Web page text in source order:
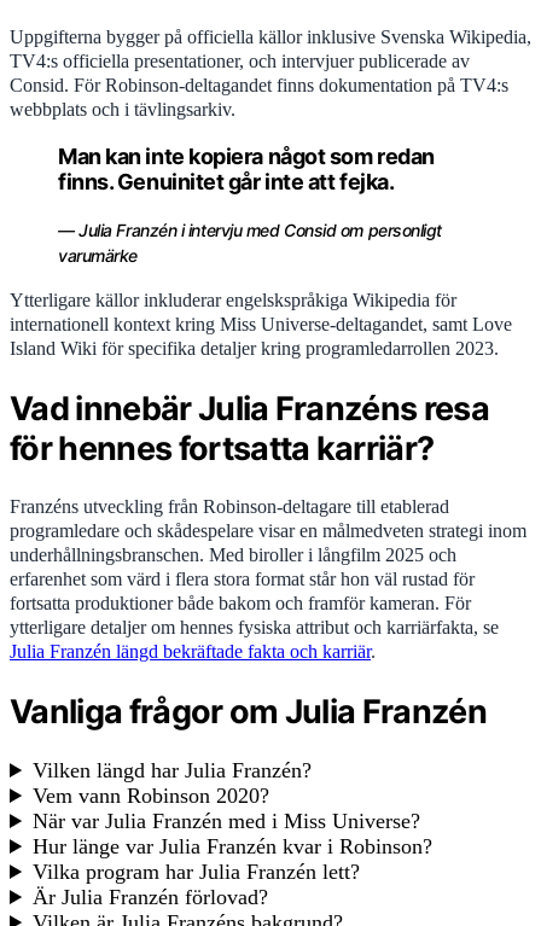
Uppgifterna bygger på officiella källor inklusive Svenska Wikipedia,
TV4:s officiella presentationer, och intervjuer publicerade av
Consid. För Robinson-deltagandet finns dokumentation på TV4:s
webbplats och i tävlingsarkiv.
Man kan inte kopiera något som redan
finns. Genuinitet går inte att fejka.
— Julia Franzén i intervju med Consid om personligt
varumärke
Ytterligare källor inkluderar engelskspråkiga Wikipedia för
internationell kontext kring Miss Universe-deltagandet, samt Love
Island Wiki för specifika detaljer kring programledarrollen 2023.
Vad innebär Julia Franzéns resa
för hennes fortsatta karriär?
Franzéns utveckling från Robinson-deltagare till etablerad
programledare och skådespelare visar en målmedveten strategi inom
underhållningsbranschen. Med biroller i långfilm 2025 och
erfarenhet som värd i flera stora format står hon väl rustad för
fortsatta produktioner både bakom och framför kameran. För
ytterligare detaljer om hennes fysiska attribut och karriärfakta, se
Julia Franzén längd bekräftade fakta och karriär.
Vanliga frågor om Julia Franzén
Vilken längd har Julia Franzén?
Vem vann Robinson 2020?
När var Julia Franzén med i Miss Universe?
Hur länge var Julia Franzén kvar i Robinson?
Vilka program har Julia Franzén lett?
Är Julia Franzén förlovad?